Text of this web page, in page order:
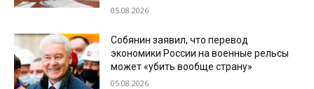
05.08.2026
Собянин заявил, что перевод
экономики России на военные рельсы
может «убить вообще страну»
05.08.2026